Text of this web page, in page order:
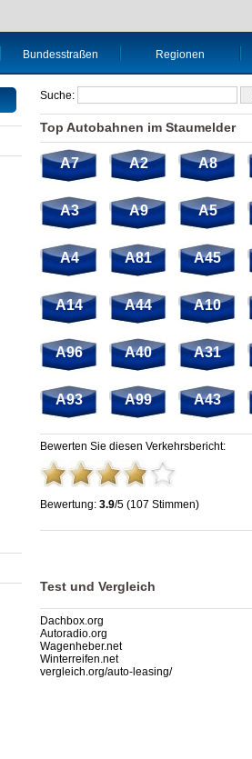
Bundesstraßen Regionen
Suche:
Top Autobahnen im Staumelder
A7 A2 A8
A3 A9 A5
A4 A81 A45
A14 A44 A10
A96 A40 A31
A93 A99 A43
Bewerten Sie diesen Verkehrsbericht:
Bewertung: 3.9/5 (107 Stimmen)
Raststätte Hohe Mark West | A43 | stau.info
Test und Vergleich
Dachbox.org
Autoradio.org
Wagenheber.net
Winterreifen.net
vergleich.org/auto-leasing/